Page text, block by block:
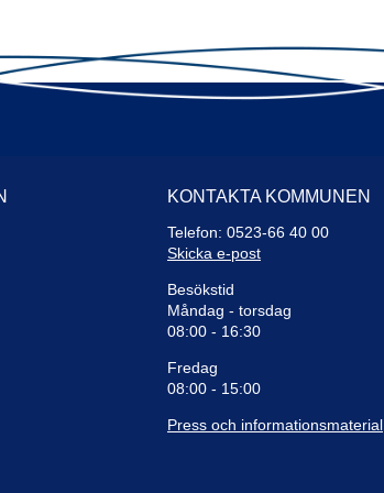
KONTAKTA KOMMUNEN
Telefon: 0523-66 40 00
Skicka e-post
Besökstid
Måndag - torsdag
08:00 - 16:30
Fredag
08:00 - 15:00
Press och informationsmaterial